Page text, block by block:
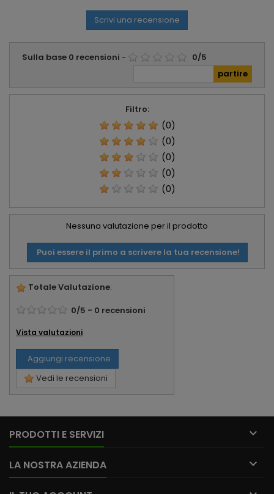
Scrivi una recensione
Sulla base 0 recensioni - 0/5
Filtro:
(0)
(0)
(0)
(0)
(0)
Nessuna valutazione per il prodotto
Puoi essere il primo a scrivere la tua recensione!
Totale Valutazione:
0/5 - 0 recensioni
Vista valutazioni
Aggiungi recensione
Vedi le recensioni
PRODOTTI E SERVIZI 
LA NOSTRA AZIENDA 